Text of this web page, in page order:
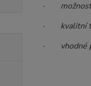
· možnost
· kvalitní
· vhodné